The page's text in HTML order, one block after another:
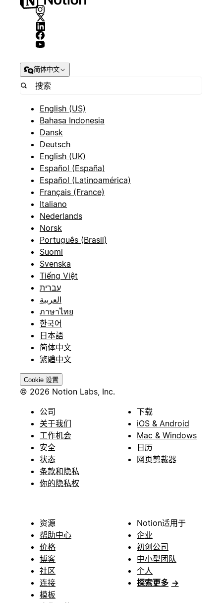
简体中文
English (US)
Bahasa Indonesia
Dansk
Deutsch
English (UK)
Español (España)
Español (Latinoamérica)
Français (France)
Italiano
Nederlands
Norsk
Português (Brasil)
Suomi
Svenska
Tiếng Việt
עברית
العربية
ภาษาไทย
한국어
日本語
简体中文
繁體中文
Cookie 设置
© 2026 Notion Labs, Inc.
公司
关于我们
工作机会
安全
状态
条款和隐私
你的隐私权
下载
iOS & Android
Mac & Windows
日历
网页剪裁器
资源
帮助中心
价格
博客
社区
连接
模板
Notion适用于
企业
初创公司
中小型团队
个人
探索更多 →